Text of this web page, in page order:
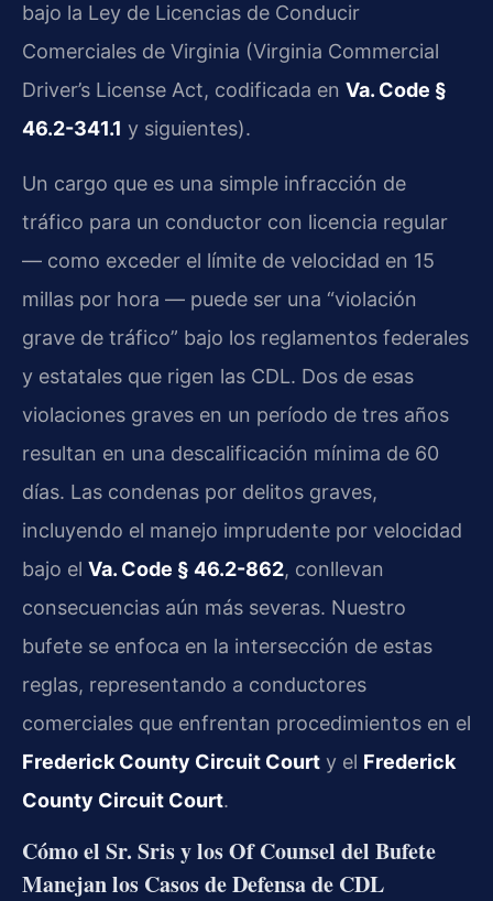
bajo la Ley de Licencias de Conducir
Comerciales de Virginia (Virginia Commercial
Driver’s License Act, codificada en Va. Code §
46.2-341.1 y siguientes).
Un cargo que es una simple infracción de
tráfico para un conductor con licencia regular
— como exceder el límite de velocidad en 15
millas por hora — puede ser una “violación
grave de tráfico” bajo los reglamentos federales
y estatales que rigen las CDL. Dos de esas
violaciones graves en un período de tres años
resultan en una descalificación mínima de 60
días. Las condenas por delitos graves,
incluyendo el manejo imprudente por velocidad
bajo el Va. Code § 46.2-862, conllevan
consecuencias aún más severas. Nuestro
bufete se enfoca en la intersección de estas
reglas, representando a conductores
comerciales que enfrentan procedimientos en el
Frederick County Circuit Court y el Frederick
County Circuit Court.
Cómo el Sr. Sris y los Of Counsel del Bufete
Manejan los Casos de Defensa de CDL